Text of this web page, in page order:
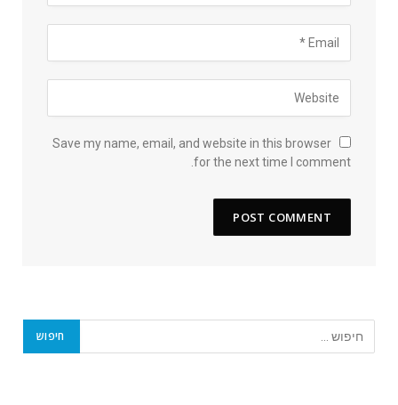
Save my name, email, and website in this browser
for the next time I comment.